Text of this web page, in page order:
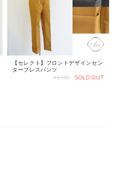
【セレクト】フロントデザインセン
タープレスパンツ
¥6,930
SOLD OUT